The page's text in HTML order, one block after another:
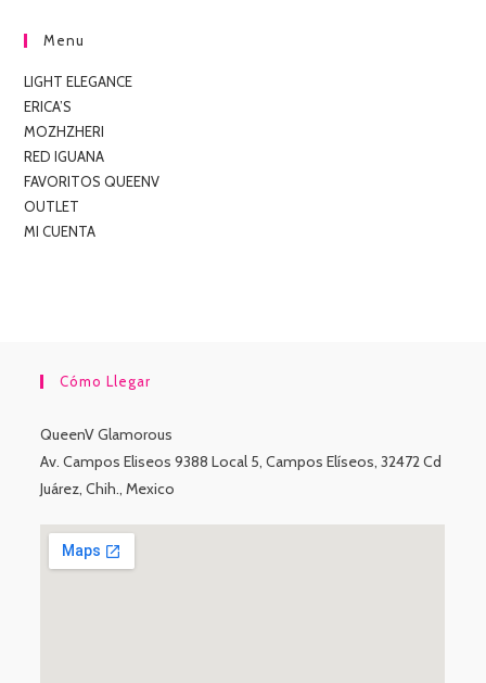
Menu
LIGHT ELEGANCE
ERICA’S
MOZHZHERI
RED IGUANA
FAVORITOS QUEENV
OUTLET
MI CUENTA
Cómo Llegar
QueenV Glamorous
Av. Campos Eliseos 9388 Local 5, Campos Elíseos, 32472 Cd
Juárez, Chih., Mexico